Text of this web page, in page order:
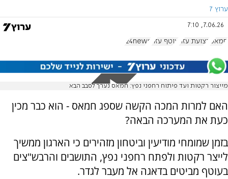
ערוץ 7
7.06.26, 7:10
חמאס רצועת עזה עוטף עזה i24news
מייצור רקטות ועד פיתוח רחפני נפץ: חמאס נערך לסבב הבא
האם למרות המכה הקשה שספג חמאס - הוא כבר מכין
כעת את המערכה הבאה?
בזמן שמומחי מודיעין וביטחון מזהירים כי הארגון ממשיך
לייצר רקטות ולפתח רחפני נפץ, התושבים והרבש"צים
בעוטף מביטים בדאגה אל מעבר לגדר.